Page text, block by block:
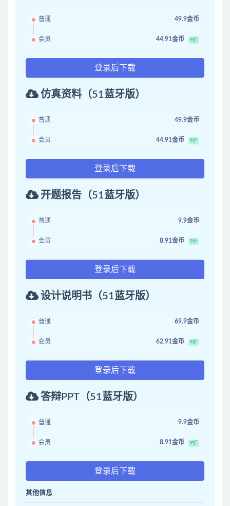
普通 49.9金币
会员 44.91金币 9折
登录后下载
仿真资料（51蓝牙版）
普通 49.9金币
会员 44.91金币 9折
登录后下载
开题报告（51蓝牙版）
普通 9.9金币
会员 8.91金币 9折
登录后下载
设计说明书（51蓝牙版）
普通 69.9金币
会员 62.91金币 9折
登录后下载
答辩PPT（51蓝牙版）
普通 9.9金币
会员 8.91金币 9折
登录后下载
其他信息